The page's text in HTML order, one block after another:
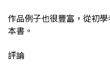
作品例子也很豐富，從初
本書。
評論